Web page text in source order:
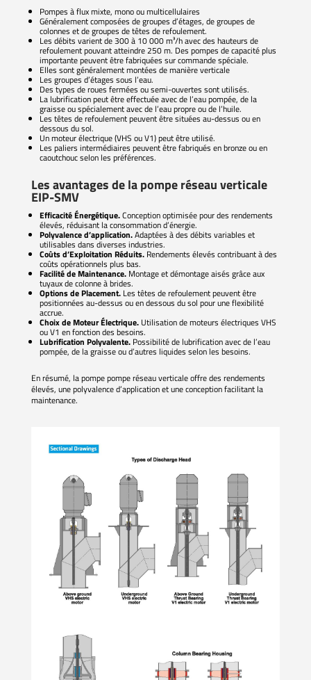
Pompes à flux mixte, mono ou multicellulaires
Généralement composées de groupes d’étages, de groupes de
colonnes et de groupes de têtes de refoulement.
Les débits varient de 300 à 10 000 m³/h avec des hauteurs de
refoulement pouvant atteindre 250 m. Des pompes de capacité plus
importante peuvent être fabriquées sur commande spéciale.
Elles sont généralement montées de manière verticale
Les groupes d’étages sous l’eau.
Des types de roues fermées ou semi-ouvertes sont utilisés.
La lubrification peut être effectuée avec de l’eau pompée, de la
graisse ou spécialement avec de l’eau propre ou de l’huile.
Les têtes de refoulement peuvent être situées au-dessus ou en
dessous du sol.
Un moteur électrique (VHS ou V1) peut être utilisé.
Les paliers intermédiaires peuvent être fabriqués en bronze ou en
caoutchouc selon les préférences.
Les avantages de la pompe réseau verticale
EIP-SMV
Efficacité Énergétique.Conception optimisée pour des rendements
élevés, réduisant la consommation d’énergie.
Polyvalence d’application.Adaptées à des débits variables et
utilisables dans diverses industries.
Coûts d’Exploitation Réduits. Rendements élevés contribuant à des
coûts opérationnels plus bas.
Facilité de Maintenance.Montage et démontage aisés grâce aux
tuyaux de colonne à brides.
Options de Placement.Les têtes de refoulement peuvent être
positionnées au-dessus ou en dessous du sol pour une flexibilité
accrue.
Choix de Moteur Électrique. Utilisation de moteurs électriques VHS
ou V1 en fonction des besoins.
Lubrification Polyvalente.Possibilité de lubrification avec de l’eau
pompée, de la graisse ou d’autres liquides selon les besoins.
En résumé, la pompe pompe réseau verticale offre des rendements
élevés, une polyvalence d’application et une conception facilitant la
maintenance.